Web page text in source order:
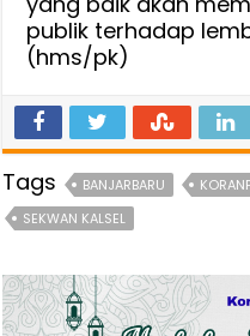
publik terhadap
(hms/pk)
Tags BANJARBARU
SEKWAN KALSEL